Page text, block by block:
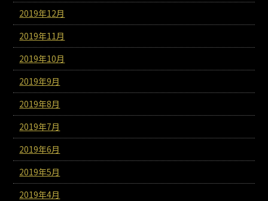
2019年12月
2019年11月
2019年10月
2019年9月
2019年8月
2019年7月
2019年6月
2019年5月
2019年4月